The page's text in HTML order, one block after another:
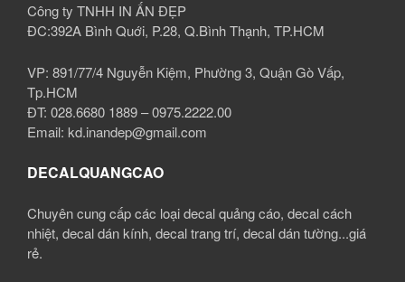
Công ty TNHH IN ẤN ĐẸP
ĐC:392A Bình Quới, P.28, Q.Bình Thạnh, TP.HCM
VP: 891/77/4 Nguyễn Kiệm, Phường 3, Quận Gò Vấp,
Tp.HCM
ĐT: 028.6680 1889 – 0975.2222.00
Email: kd.inandep@gmail.com
DECALQUANGCAO
Chuyên cung cấp các loại decal quảng cáo, decal cách
nhiệt, decal dán kính, decal trang trí, decal dán tường...giá
rẻ.